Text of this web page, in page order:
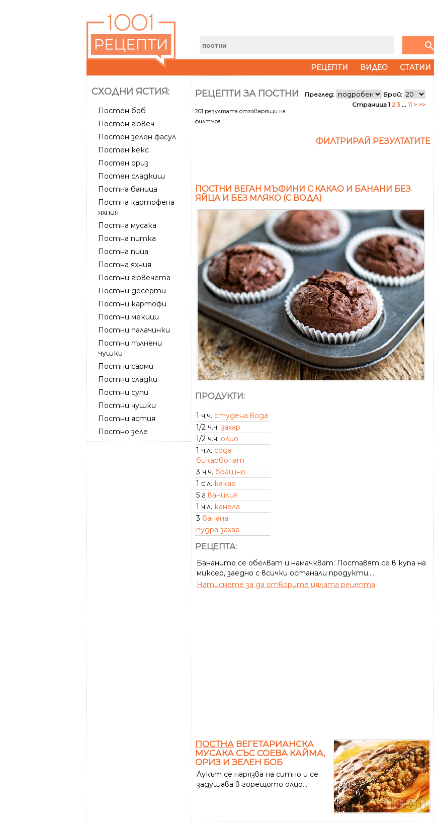
search
РЕЦЕПТИ ВИДЕО СТАТИИ
СХОДНИ ЯСТИЯ:
Постен боб
Постен гювеч
Постен зелен фасул
Постен кекс
Постен ориз
Постен сладкиш
Постна баница
Постна картофена
яхния
Постна мусака
Постна питка
Постна пица
Постна яхния
Постни гювечета
Постни десерти
Постни картофи
Постни мекици
Постни палачинки
Постни пълнени
чушки
Постни сарми
Постни сладки
Постни супи
Постни чушки
Постни ястия
Постно зеле
РЕЦЕПТИ ЗА ПОСТНИ
201 резултата отговарящи на
филтъра
Преглед:
Брой:
Страница 1 2 3 ... 11 > >>
ФИЛТРИРАЙ РЕЗУЛТАТИТЕ
ПОСТНИ ВЕГАН МЪФИНИ С КАКАО И БАНАНИ БЕЗ
ЯЙЦА И БЕЗ МЛЯКО (С ВОДА)
ПРОДУКТИ:
1 ч.ч. студена вода
1/2 ч.ч. захар
1/2 ч.ч. олио
1 ч.л. сода
бикарбонат
3 ч.ч. брашно
1 с.л. какао
5 г ванилия
1 ч.л. канела
3 банана
пудра захар
РЕЦЕПТА:
Бананите се обелват и намачкват. Поставят се в купа на
миксер, заедно с всички останали продукти....
Натиснете за да отворите цялата рецепта
ПОСТНА ВЕГЕТАРИАНСКА
МУСАКА СЪС СОЕВА КАЙМА,
ОРИЗ И ЗЕЛЕН БОБ
Лукът се нарязва на ситно и се
задушава в горещото олио...